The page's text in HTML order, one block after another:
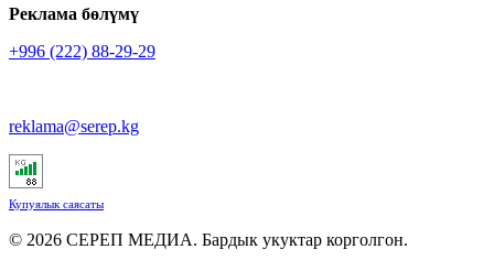
Реклама бөлүмү
+996 (222) 88-29-29
reklama@serep.kg
Купуялык саясаты
© 2026 СЕРЕП МЕДИА. Бардык укуктар корголгон.